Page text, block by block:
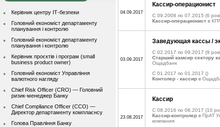
Керівник центру ІТ-безпеки
Головний економіст департаменту
планування і контролю
Головний економіст департаменту
планування і контролю
Керівник проєктів і програм (small
business product owner)
Головний економіст Управління
валютного нагляду
Chief Risk Officer (CRO) — Головний
ризик-менеджер Банку
Chief Compliance Officer (CCO) —
Директор департаменту комплаєнсу
Голова Правління Банку
04.09.2017
Кассир-операционист
C 09.2008 по 07.2015 (6
Кассир-операционист в
03.09.2017
Заведующая кассы /
C 02.2017 по 09.2017 (9
Старший камсир сектору
Ощадбанк
C 01.2017 по 01.2017 ()
Контолер - кассир в
23.08.2017
Кассир
C 08.2016 по 08.2017 (10
Кассир-контролер в ПрАТ
компания